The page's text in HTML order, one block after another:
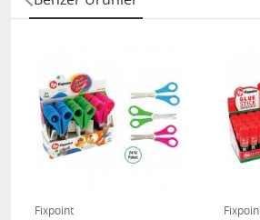
Fixpoint